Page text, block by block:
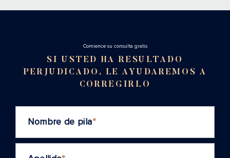
Cоmience su consulta gratis
SI USTED HA RESULTADO
PERJUDICADO, LE AYUDAREMOS A
CORREGIRLO
Nombre de pila*